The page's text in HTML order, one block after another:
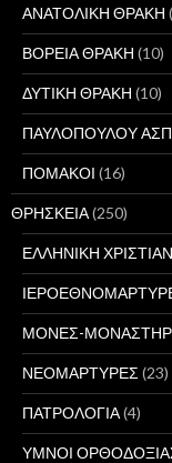
ΑΝΑΤΟΛΙΚΗ ΘΡΑΚΗ
ΒΟΡΕΙΑ ΘΡΑΚΗ (10)
ΔΥΤΙΚΗ ΘΡΑΚΗ (10)
ΠΑΥΛΟΠΟΥΛΟΥ
ΠΟΜΑΚΟΙ (16)
ΘΡΗΣΚΕΙΑ(250)
ΕΛΛΗΝΙΚΗ
ΜΟΝΕΣ-
ΝΕΟΜΑΡΤΥΡΕΣ (23)
ΠΑΤΡΟΛΟΓΙΑ(4)
ΥΜΝΟΙ